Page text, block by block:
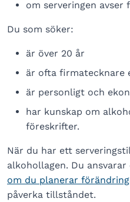
om serveringen avser
Du som söker:
är över 20 år
är ofta firmatecknare
är personligt och
har kunskap om
föreskrifter.
När du har ett
alkohollagen. Du
om du planerar
påverka tillståndet.